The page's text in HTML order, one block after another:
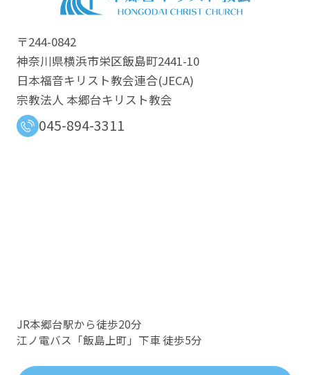
〒244-0842
神奈川県横浜市栄区飯島町2441-10
日本福音キリスト教会連合​(JECA)
宗教法人 本郷台キリスト教会
045-894-3311
JR本郷台駅から徒歩20分
江ノ電バス「飯島上町」下車 徒歩5分